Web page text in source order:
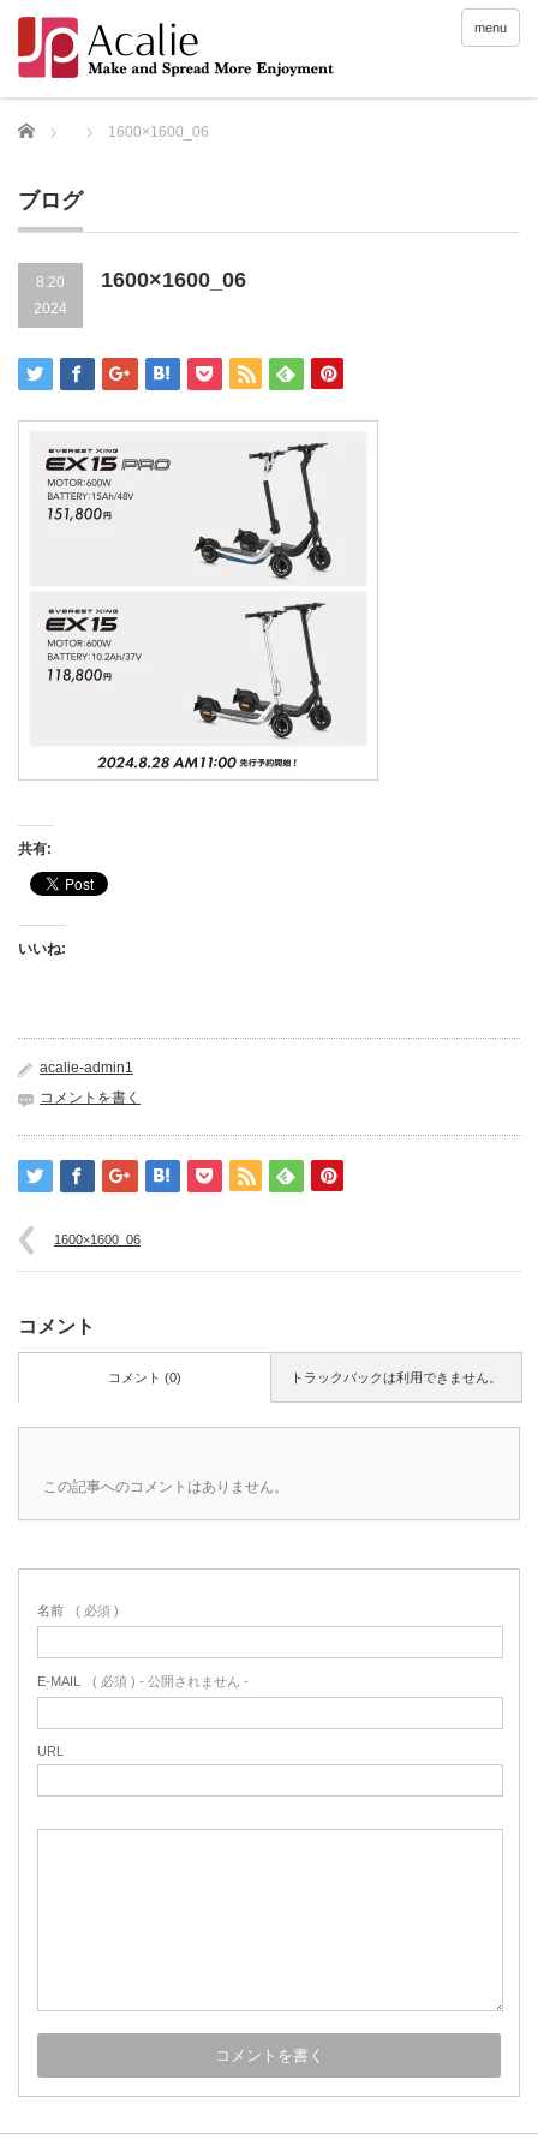
menu
Home 1600×1600_06
ブログ
8.20
2024
1600×1600_06
共有:
いいね:
acalie-admin1
コメントを書く
1600×1600_06
コメント
トラックバックは利用できません。
コメント (0)
この記事へのコメントはありません。
名前 ( 必須 )
E-MAIL ( 必須 ) - 公開されません -
URL